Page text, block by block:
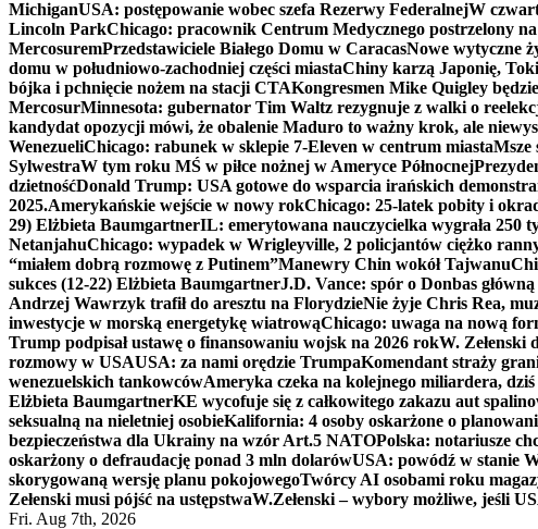
MichiganUSA: postępowanie wobec szefa Rezerwy FederalnejW
Lincoln ParkChicago: pracownik Centrum Medycznego postrzelony
MercosuremPrzedstawiciele Białego Domu w CaracasNowe wytyczne
domu w południowo-zachodniej części miastaChiny karzą Japonię,
bójka i pchnięcie nożem na stacji CTAKongresmen Mike Quigley
MercosurMinnesota: gubernator Tim Waltz rezygnuje z walki o
kandydat opozycji mówi, że obalenie Maduro to ważny krok, ale
WenezueliChicago: rabunek w sklepie 7-Eleven w centrum miastaMsze
SylwestraW tym roku MŚ w piłce nożnej w Ameryce Północnej
dzietnośćDonald Trump: USA gotowe do wsparcia irańskich
2025.Amerykańskie wejście w nowy rokChicago: 25-latek pobity i
29) Elżbieta BaumgartnerIL: emerytowana nauczycielka wygrała 250
NetanjahuChicago: wypadek w Wrigleyville, 2 policjantów ciężko
“miałem dobrą rozmowę z Putinem”Manewry Chin wokół Tajwanu
sukces (12-22) Elżbieta BaumgartnerJ.D. Vance: spór o Donbas
Andrzej Wawrzyk trafił do aresztu na FlorydzieNie żyje Chris Rea,
inwestycje w morską energetykę wiatrowąChicago: uwaga na nową
Trump podpisał ustawę o finansowaniu wojsk na 2026 rokW. Zełenski
rozmowy w USAUSA: za nami orędzie TrumpaKomendant straży
wenezuelskich tankowcówAmeryka czeka na kolejnego miliardera,
Elżbieta BaumgartnerKE wycofuje się z całkowitego zakazu aut
seksualną na nieletniej osobieKalifornia: 4 osoby oskarżone o
bezpieczeństwa dla Ukrainy na wzór Art.5 NATOPolska: notariusze
oskarżony o defraudację ponad 3 mln dolarówUSA: powódź w stanie
skorygowaną wersję planu pokojowegoTwórcy AI osobami roku
Zełenski musi pójść na ustępstwaW.Zełenski – wybory możliwe, jeśli
Fri. Aug 7th, 2026